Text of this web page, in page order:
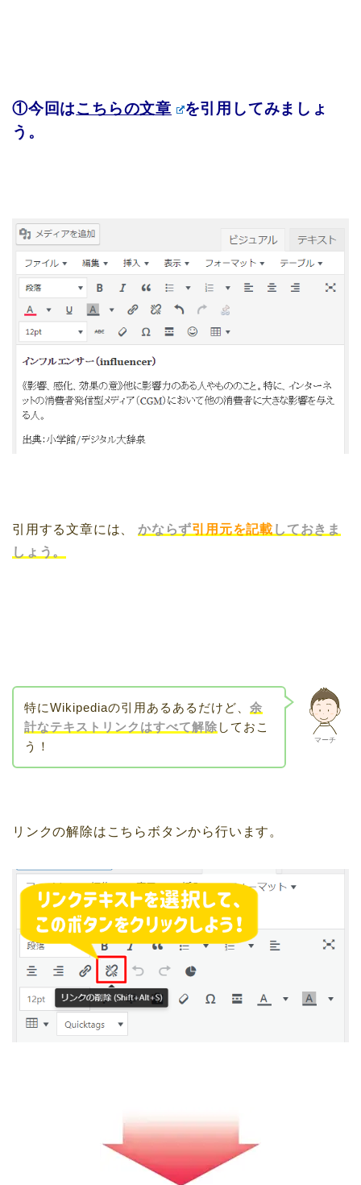
①今回はこちらの文章
を引用してみましょ
う。
引用する文章には、 かならず引用元を記載 しておきま
しょう。
マーチ
特にWikipediaの引用あるあるだけど、 余
計なテキストリンクはすべて解除 しておこ
う！
リンクの解除はこちらボタンから行います。